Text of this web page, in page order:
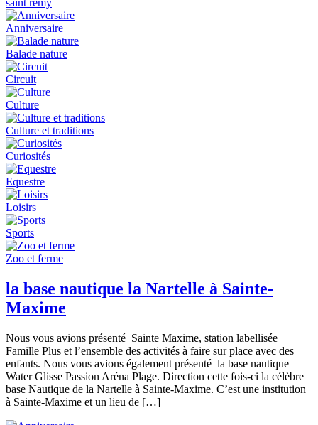
saint remy
Anniversaire
Balade nature
Circuit
Culture
Culture et traditions
Curiosités
Equestre
Loisirs
Sports
Zoo et ferme
la base nautique la Nartelle à Sainte-
Maxime
Nous vous avions présenté Sainte Maxime, station labellisée
Famille Plus et l’ensemble des activités à faire sur place avec des
enfants. Nous vous avions également présenté la base nautique
Water Glisse Passion Aréna Plage. Direction cette fois-ci la célèbre
base Nautique de la Nartelle à Sainte-Maxime. C’est une institution
à Sainte-Maxime et un lieu de […]